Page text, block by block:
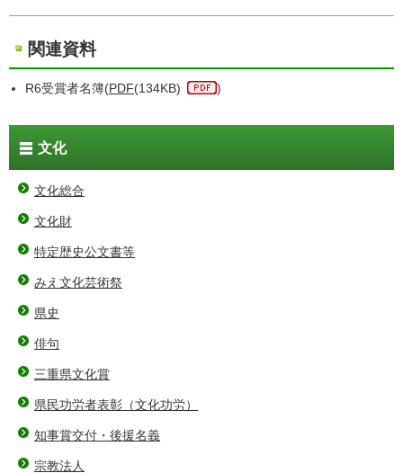
関連資料
R6受賞者名簿(PDF(134KB) )
文化
文化総合
文化財
特定歴史公文書等
みえ文化芸術祭
県史
俳句
三重県文化賞
県民功労者表彰（文化功労）
知事賞交付・後援名義
宗教法人